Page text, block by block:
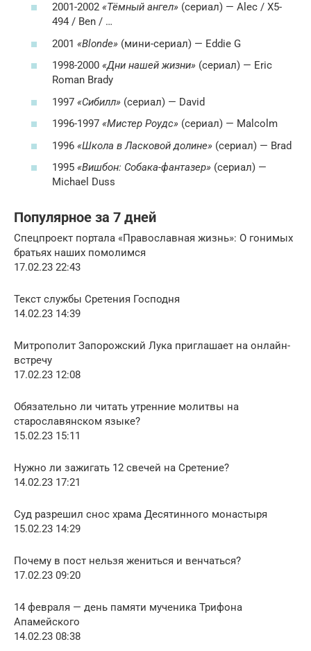
2001-2002 «Тёмный ангел» (сериал) — Alec / X5-
494 / Ben / …
2001 «Blonde» (мини-сериал) — Eddie G
1998-2000 «Дни нашей жизни» (сериал) — Eric
Roman Brady
1997 «Сибилл» (сериал) — David
1996-1997 «Мистер Роудс» (сериал) — Malcolm
1996 «Школа в Ласковой долине» (сериал) — Brad
1995 «Вишбон: Собака-фантазер» (сериал) —
Michael Duss
Популярное за 7 дней
Спецпроект портала «Православная жизнь»: О гонимых
братьях наших помолимся
17.02.23 22:43
Текст службы Сретения Господня
14.02.23 14:39
Митрополит Запорожский Лука приглашает на онлайн-
встречу
17.02.23 12:08
Обязательно ли читать утренние молитвы на
старославянском языке?
15.02.23 15:11
Нужно ли зажигать 12 свечей на Сретение?
14.02.23 17:21
Суд разрешил снос храма Десятинного монастыря
15.02.23 14:29
Почему в пост нельзя жениться и венчаться?
17.02.23 09:20
14 февраля — день памяти мученика Трифона
Апамейского
14.02.23 08:38